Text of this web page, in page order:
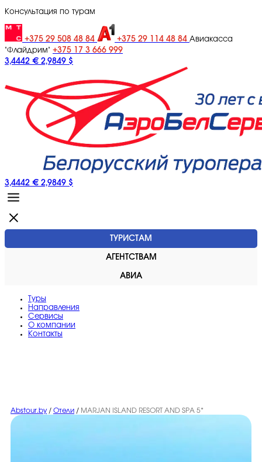
Консультация по турам
+375 29 508 48 84 +375 29 114 48 84 Авиакасса
"Флайдрим" +375 17 3 666 999
3,4442 € 2,9849 $
3,4442 € 2,9849 $
ТУРИСТАМ
АГЕНТСТВАМ
АВИА
Туры
Направления
Сервисы
O компании
Контакты
Abstour.by / Отели / MARJAN ISLAND RESORT AND SPA 5*